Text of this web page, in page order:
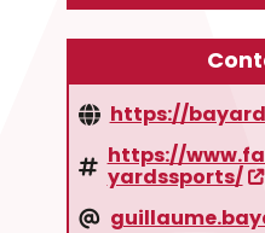
https://
https://
yardssports/